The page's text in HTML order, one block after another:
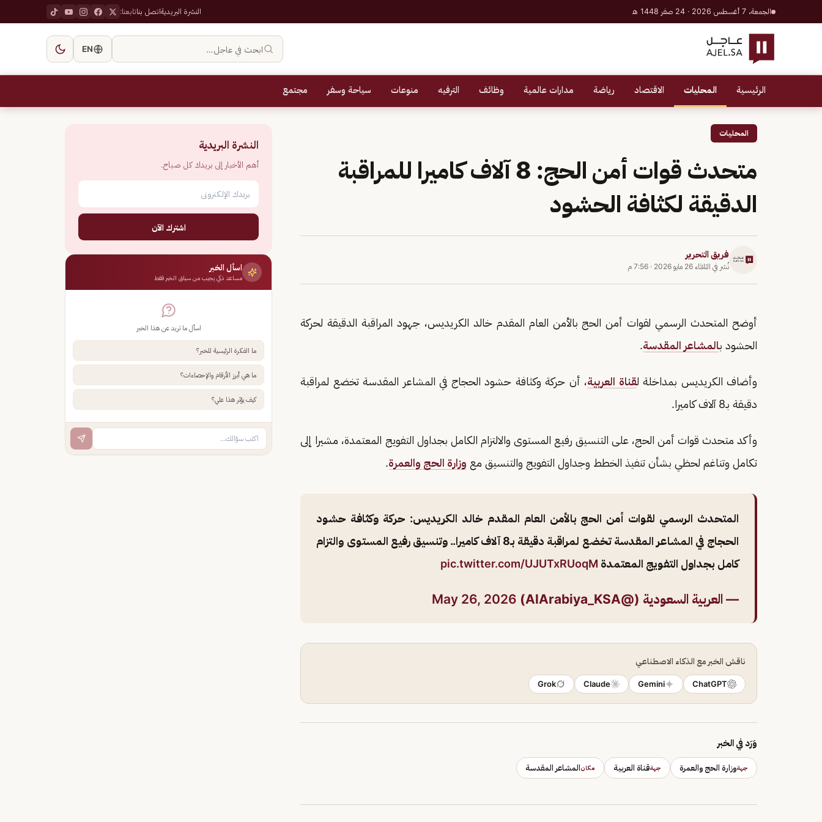
الجمعة، 7 أغسطس 2026 · 24 صفر 1448 هـ النشرة البريديةاتصل بناتابعنا:
ابحث في عاجل… EN
الرئيسية المحليات الاقتصاد رياضة مدارات عالمية وظائف الترفيه منوعات سياحة وسفر مجتمع
المحليات
متحدث قوات أمن الحج: 8 آلاف كاميرا للمراقبة
الدقيقة لكثافة الحشود
فريق التحرير
نُشر في الثلاثاء 26 مايو 2026 · 7:56 م
أوضح المتحدث الرسمي لقوات أمن الحج بالأمن العام المقدم خالد الكريديس، جهود المراقبة الدقيقة لحركة
الحشود بالمشاعر المقدسة.
وأضاف الكريديس بمداخلة لقناة العربية، أن حركة وكثافة حشود الحجاج في المشاعر المقدسة تخضع لمراقبة
دقيقة بـ8 آلاف كاميرا.
وأكد متحدث قوات أمن الحج، على التنسيق رفيع المستوى والالتزام الكامل بجداول التفويج المعتمدة، مشيرا إلى
تكامل وتناغم لحظي بشأن تنفيذ الخطط وجداول التفويج والتنسيق مع وزارة الحج والعمرة.
المتحدث الرسمي لقوات أمن الحج بالأمن العام المقدم خالد الكريديس: حركة وكثافة حشود
الحجاج في المشاعر المقدسة تخضع لمراقبة دقيقة بـ8 آلاف كاميرا.. وتنسيق رفيع المستوى والتزام
كامل بجداول التفويج المعتمدة pic.twitter.com/UJUTxRUoqM
— العربية السعودية (@AlArabiya_KSA) May 26, 2026
ناقش الخبر مع الذكاء الاصطناعي
ChatGPT
Gemini
Claude
Grok
وَرَد في الخبر
جهةوزارة الحج والعمرة جهةقناة العربية مكانالمشاعر المقدسة
النشرة البريدية
أهم الأخبار إلى بريدك كل صباح.
اشترك الآن
اسأل الخبر
مساعد ذكي يجيب من سياق الخبر فقط
اسأل ما تريد عن هذا الخبر
ما الفكرة الرئيسية للخبر؟
ما هي أبرز الأرقام والإحصاءات؟
كيف يؤثر هذا علي؟